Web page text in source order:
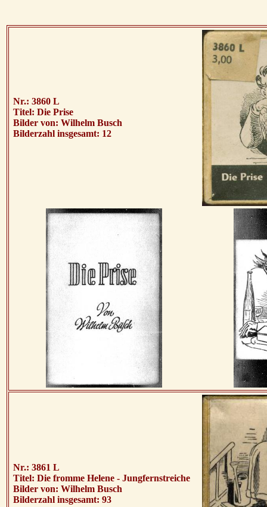
Nr.: 3860 L
Titel: Die Prise
Bilder von: Wilhelm Busch
Bilderzahl insgesamt: 12
Nr.: 3861 L
Titel: Die fromme Helene - Jungfernstreiche
Bilder von: Wilhelm Busch
Bilderzahl insgesamt: 93